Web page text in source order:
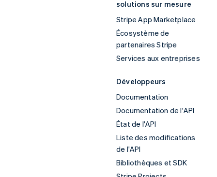
solutions sur mesure
Stripe App Marketplace
Écosystème de
partenaires Stripe
Services aux entreprises
Développeurs
Documentation
Documentation de l'API
État de l'API
Liste des modifications
de l'API
Bibliothèques et SDK